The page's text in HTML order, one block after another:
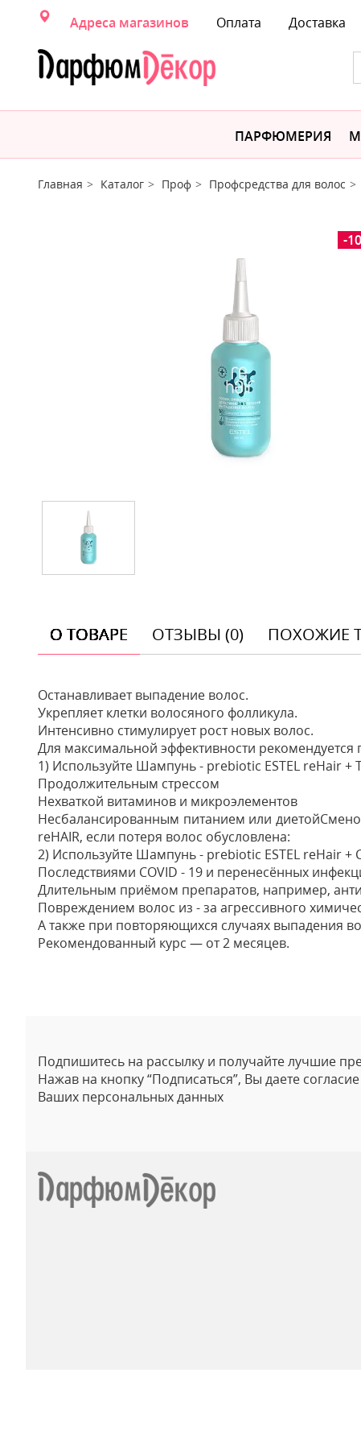
Адреса магазинов Оплата Доставка
ПАРФЮМЕРИЯ
Главная Каталог Проф Профсредства для волос
-
О ТОВАРЕ ОТЗЫВЫ (0) ПОХОЖИЕ
Останавливает выпадение волос.
Укрепляет клетки волосяного фолликула.
Интенсивно стимулирует рост новых волос.
Для максимальной эффективности
1) Используйте Шампунь - prebiotic ESTEL reHair +
Продолжительным стрессом
Нехваткой витаминов и микроэлементов
Несбалансированным питанием или
reHAIR, если потеря волос обусловлена:
2) Используйте Шампунь - prebiotic ESTEL reHair +
Последствиями COVID - 19 и перенесённых
Длительным приёмом препаратов, например,
Повреждением волос из - за агрессивного
А также при повторяющихся случаях выпадения
Рекомендованный курс — от 2 месяцев.
Подпишитесь на рассылку и получайте лучшие
Нажав на кнопку “Подписаться”, Вы даете
Ваших персональных данных